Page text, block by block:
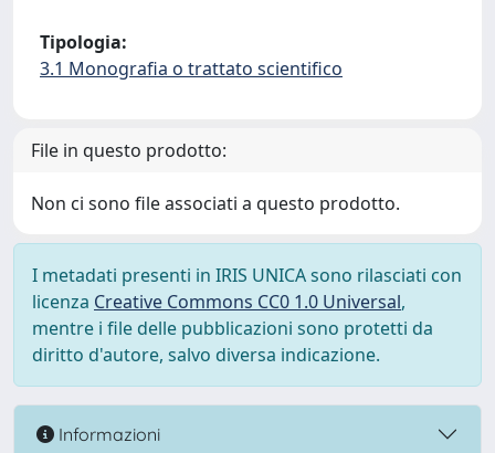
Tipologia:
3.1 Monografia o trattato scientifico
File in questo prodotto:
Non ci sono file associati a questo prodotto.
I metadati presenti in IRIS UNICA sono rilasciati con
licenza Creative Commons CC0 1.0 Universal,
mentre i file delle pubblicazioni sono protetti da
diritto d'autore, salvo diversa indicazione.
Informazioni